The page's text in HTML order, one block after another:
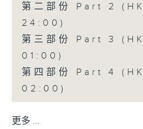
第二部份 Part 2
24:00)
第三部份 Part 3
01:00)
第四部份 Part 4
02:00)
更多 ...